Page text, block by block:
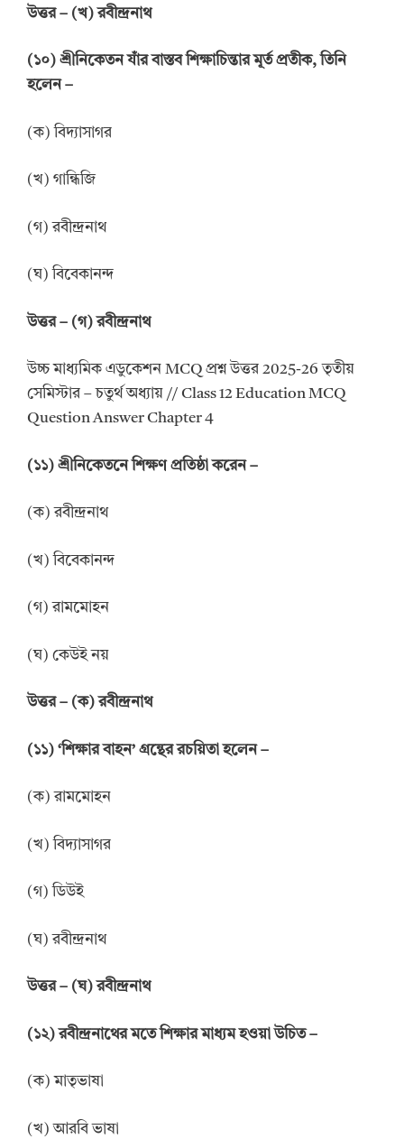
উত্তর– (খ) রবীন্দ্রনাথ
(১০) শ্রীনিকেতন যাঁর বাস্তব শিক্ষাচিন্তার মূর্ত প্রতীক, তিনি
হলেন–
(ক) বিদ্যাসাগর
(খ) গান্ধিজি
(গ) রবীন্দ্রনাথ
(ঘ) বিবেকানন্দ
উত্তর– (গ) রবীন্দ্রনাথ
উচ্চ মাধ্যমিক এডুকেশন MCQ প্রশ্ন উত্তর 2025-26 তৃতীয়
সেমিস্টার – চতুর্থ অধ্যায় // Class 12 Education MCQ
Question Answer Chapter 4
(১১) শ্রীনিকেতনে শিক্ষণ প্রতিষ্ঠা করেন–
(ক) রবীন্দ্রনাথ
(খ) বিবেকানন্দ
(গ) রামমোহন
(ঘ) কেউই নয়
উত্তর– (ক) রবীন্দ্রনাথ
(১১) ‘শিক্ষার বাহন’ গ্রন্থের রচয়িতা হলেন–
(ক) রামমোহন
(খ) বিদ্যাসাগর
(গ) ডিউই
(ঘ) রবীন্দ্রনাথ
উত্তর– (ঘ) রবীন্দ্রনাথ
(১২)রবীন্দ্রনাথের মতে শিক্ষার মাধ্যম হওয়া উচিত–
(ক) মাতৃভাষা
(খ) আরবি ভাষা